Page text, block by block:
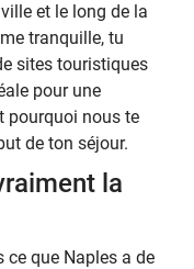
et le long de la
tranquille, tu
sites touristiques
pour une
pourquoi nous te
de ton séjour.
la
ce que Naples a de